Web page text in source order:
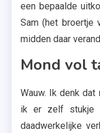
een bepaalde
Sam (het broertje
midden daar
Mond vol
Wauw. Ik denk
ik er zelf stukje
daadwerkelijke